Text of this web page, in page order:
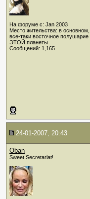
На форуме с: Jan 2003
Место жительства: в основном,
все-таки восточное полушарие
ЭТОЙ планеты
Сообщений: 1,165
24-01-2007, 20:43
Oban
Sweet Secretariat!